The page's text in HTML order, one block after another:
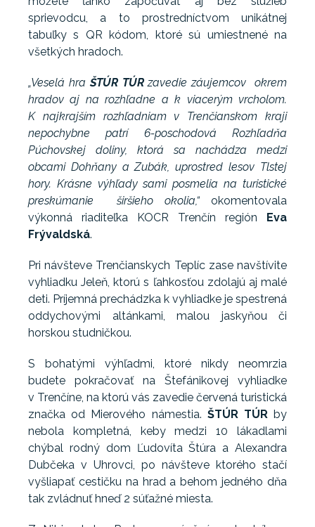
sprievodcu, a to prostredníctvom unikátnej
tabuľky s QR kódom, ktoré sú umiestnené na
všetkých hradoch.
„Veselá hraŠTÚR TÚRzavedie záujemcov okrem
hradov aj na rozhľadne a k viacerým vrcholom.
K najkrajším rozhľadniam v Trenčianskom kraji
nepochybne patrí 6-poschodová Rozhľadňa
Púchovskej doliny, ktorá sa nachádza medzi
obcami Dohňany a Zubák, uprostred lesov Tlstej
hory. Krásne výhľady sami posmelia na turistické
preskúmanie širšieho okolia,“okomentovala
výkonná riaditeľka KOCR Trenčín región Eva
Frývaldská.
Pri návšteve Trenčianskych Teplíc zase navštívite
vyhliadku Jeleň, ktorú s ľahkosťou zdolajú aj malé
deti. Príjemná prechádzka k vyhliadke je spestrená
oddychovými altánkami, malou jaskyňou či
horskou studničkou.
S bohatými výhľadmi, ktoré nikdy neomrzia
budete pokračovať na Štefánikovej vyhliadke
v Trenčíne, na ktorú vás zavedie červená turistická
značka od Mierového námestia. ŠTÚR TÚRby
nebola kompletná, keby medzi 10 lákadlami
chýbal rodný dom Ľudovíta Štúra a Alexandra
Dubčeka v Uhrovci, po návšteve ktorého stačí
vyšliapať cestičku na hrad a behom jedného dňa
tak zvládnuť hneď 2 súťažné miesta.